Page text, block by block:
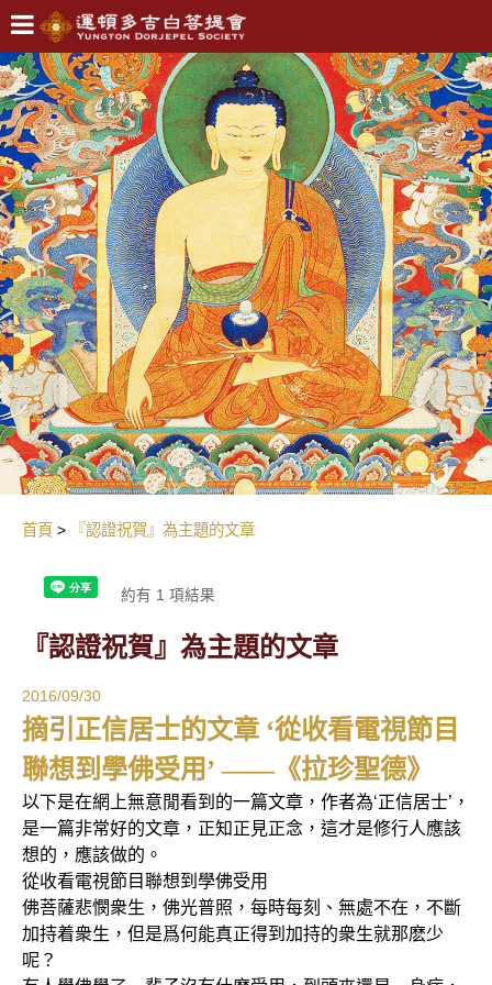
首頁 『認證祝賀』為主題的文章
『認證祝賀』為主題的文章
約有 1 項結果
2016/09/30
摘引正信居士的文章 ‘從收看電視節目
聯想到學佛受用’ ——《拉珍聖德》
以下是在網上無意閒看到的一篇文章，作者為‘正信居士’，
是一篇非常好的文章，正知正見正念，這才是修行人應該
想的，應該做的。
從收看電視節目聯想到學佛受用
佛菩薩悲憫衆生，佛光普照，每時每刻、無處不在，不斷
加持着衆生，但是爲何能真正得到加持的衆生就那麽少
呢？